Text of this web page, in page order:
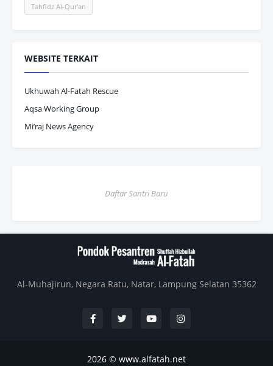
Tahfidz Al-Qur'an
WEBSITE TERKAIT
Ukhuwah Al-Fatah Rescue
Aqsa Working Group
Mi’raj News Agency
Daftar Santri Baru
Al-Muhajirun, Negara Ratu, Natar, Lampung Selatan 35362
2026 © www.alfatah.net